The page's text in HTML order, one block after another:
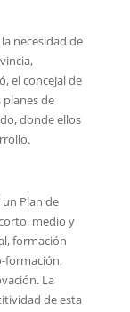
necesidad de
el concejal de
de
donde ellos
Plan de
medio y
formación
formación,
La
de esta